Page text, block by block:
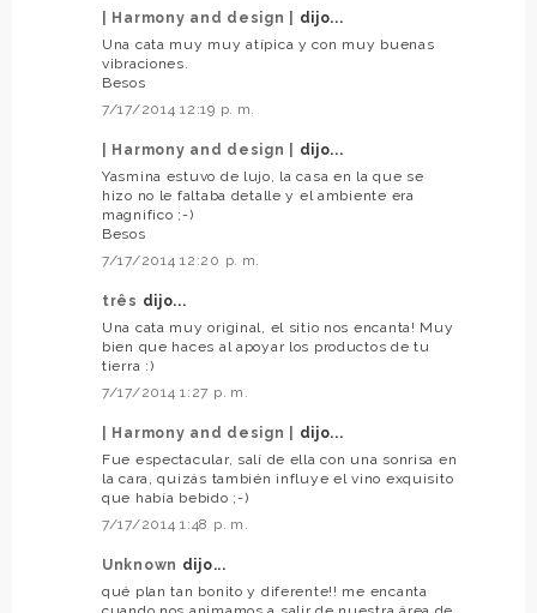
| Harmony and design |
dijo...
Una cata muy muy atípica y con muy buenas
vibraciones.
Besos
7/17/2014 12:19 p. m.
| Harmony and design |
dijo...
Yasmina estuvo de lujo, la casa en la que se
hizo no le faltaba detalle y el ambiente era
magnifico ;-)
Besos
7/17/2014 12:20 p. m.
três dijo...
Una cata muy original, el sitio nos encanta! Muy
bien que haces al apoyar los productos de tu
tierra :)
7/17/2014 1:27 p. m.
| Harmony and design |
dijo...
Fue espectacular, salí de ella con una sonrisa en
la cara, quizás también influye el vino exquisito
que había bebido ;-)
7/17/2014 1:48 p. m.
Unknown dijo...
qué plan tan bonito y diferente!! me encanta